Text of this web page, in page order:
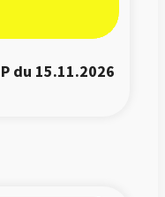
du 15.11.2026